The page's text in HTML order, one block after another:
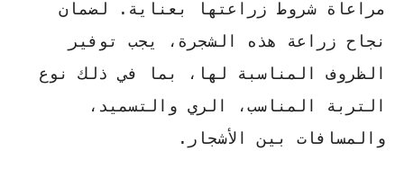
مراعاة شروط زراعتها بعناية. لضمان
نجاح زراعة هذه الشجرة، يجب توفير
الظروف المناسبة لها، بما في ذلك نوع
التربة المناسب، الري والتسميد،
والمسافات بين الأشجار.